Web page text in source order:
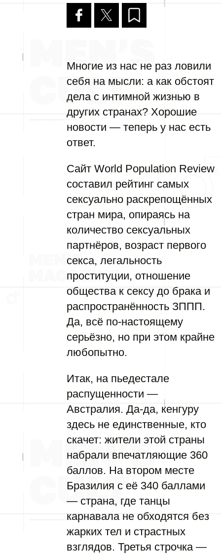
Многие из нас не раз ловили
себя на мысли: а как обстоят
дела с интимной жизнью в
других странах? Хорошие
новости — теперь у нас есть
ответ.
Сайт World Population Review
составил рейтинг самых
сексуально раскрепощённых
стран мира, опираясь на
количество сексуальных
партнёров, возраст первого
секса, легальность
проституции, отношение
общества к сексу до брака и
распространённость ЗППП.
Да, всё по-настоящему
серьёзно, но при этом крайне
любопытно.
Итак, на пьедестале
распущенности —
Австралия. Да-да, кенгуру
здесь не единственные, кто
скачет: жители этой страны
набрали впечатляющие 360
баллов. На втором месте
Бразилия с её 340 баллами
— страна, где танцы
карнавала не обходятся без
жарких тел и страстных
взглядов. Третья строчка —